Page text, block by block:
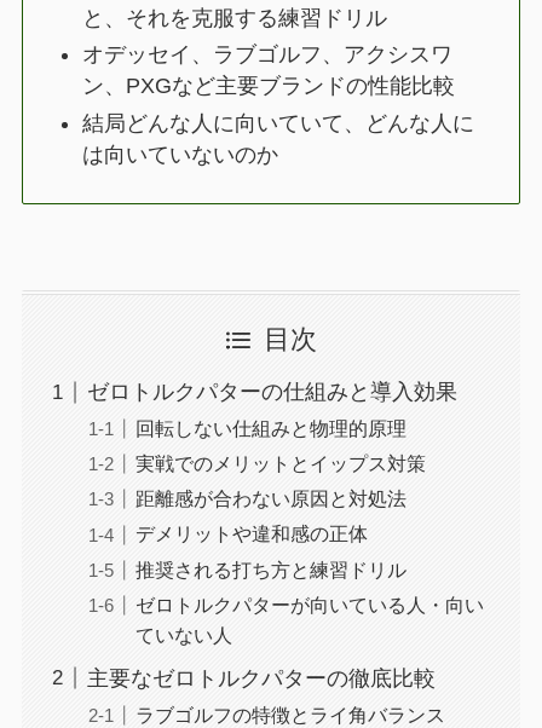
と、それを克服する練習ドリル
オデッセイ、ラブゴルフ、アクシスワ
ン、PXGなど主要ブランドの性能比較
結局どんな人に向いていて、どんな人に
は向いていないのか
目次
ゼロトルクパターの仕組みと導入効果
回転しない仕組みと物理的原理
実戦でのメリットとイップス対策
距離感が合わない原因と対処法
デメリットや違和感の正体
推奨される打ち方と練習ドリル
ゼロトルクパターが向いている人・向い
ていない人
主要なゼロトルクパターの徹底比較
ラブゴルフの特徴とライ角バランス